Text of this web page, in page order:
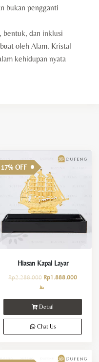
bukan pengganti
bentuk, dan inklusi
oleh Alam. Kristal
kehidupan nyata
17% OFF
Hiasan Kapal Layar
Rp2.288.000 Rp1.888.000
Detail
Chat Us